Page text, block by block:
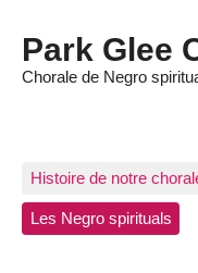
Park Glee
Chorale de Negro
Histoire de notre
Les Negro spirituals